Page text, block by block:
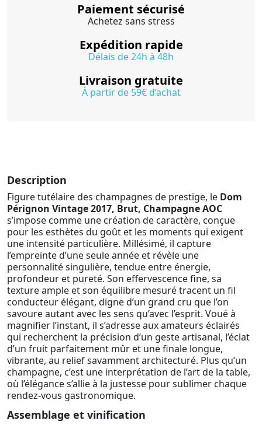
Paiement sécurisé
Achetez sans stress
Expédition rapide
Délais de 24h à 48h
Livraison gratuite
À partir de 59€ d’achat
Description
Figure tutélaire des champagnes de prestige, le Dom
Pérignon Vintage 2017, Brut, Champagne AOC
s’impose comme une création de caractère, conçue
pour les esthètes du goût et les moments qui exigent
une intensité particulière. Millésimé, il capture
l’empreinte d’une seule année et révèle une
personnalité singulière, tendue entre énergie,
profondeur et pureté. Son effervescence fine, sa
texture ample et son équilibre mesuré tracent un fil
conducteur élégant, digne d’un grand cru que l’on
savoure autant avec les sens qu’avec l’esprit. Voué à
magnifier l’instant, il s’adresse aux amateurs éclairés
qui recherchent la précision d’un geste artisanal, l’éclat
d’un fruit parfaitement mûr et une finale longue,
vibrante, au relief savamment architecturé. Plus qu’un
champagne, c’est une interprétation de l’art de la table,
où l’élégance s’allie à la justesse pour sublimer chaque
rendez-vous gastronomique.
Assemblage et vinification